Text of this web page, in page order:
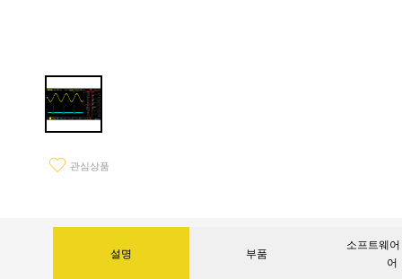
관심상품
설명 부품
소프트웨
어